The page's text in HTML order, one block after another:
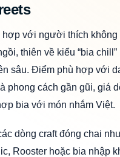
hợp với người thích không
thiên về kiểu “bia
sâu. Điểm phù hợp với
phong cách gần gũi, giá
bia với món nhắm Việt.
dòng craft đóng chai
Rooster hoặc bia nhập